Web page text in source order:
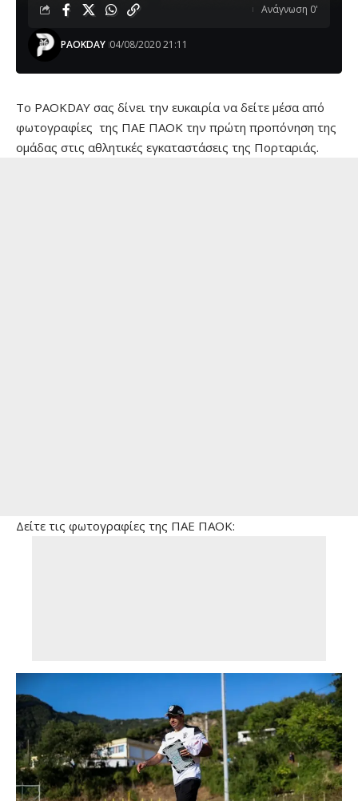
PAOKDAY 04/08/2020 21:11
Ανάγνωση 0'
Το PAOKDAY σας δίνει την ευκαιρία να δείτε μέσα από
φωτογραφίες της ΠΑΕ ΠΑΟΚ την πρώτη προπόνηση της
ομάδας στις αθλητικές εγκαταστάσεις της Πορταριάς.
Δείτε τις φωτογραφίες της ΠΑΕ ΠΑΟΚ: